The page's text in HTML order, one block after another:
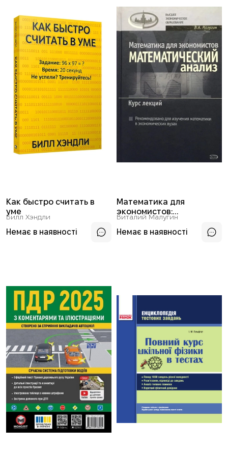
Как быстро считать в
уме
Билл Хэндли
Немає в наявності
Математика для
экономистов:
Математический анализ.
Курс лекций
Виталий Малугин
Немає в наявності